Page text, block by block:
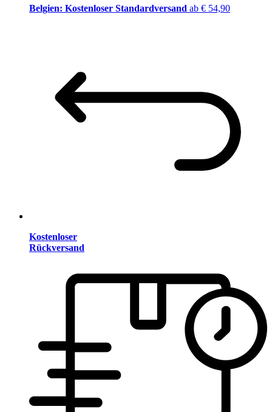
Belgien: Kostenloser Standardversand ab € 54,90
Kostenloser
Rückversand